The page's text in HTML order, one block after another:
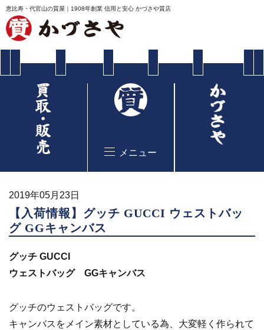
恵比寿・代官山の質屋｜1908年創業 信用と安心 かづさや質店
メニュー
2019年05月23日
【入荷情報】グッチ GUCCI ウェストバッ
グ GGキャンバス
グッチ GUCCI
ウェストバッグ GGキャンバス
グッチのウェストバッグです。
キャンバスをメイン素材としている為、大変軽く作られて